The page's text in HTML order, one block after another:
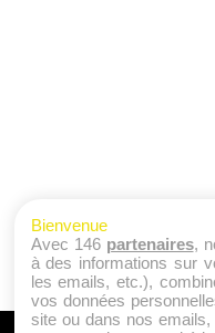
Bienvenue
Avec 146 partenaires,
à des informations sur
les emails, etc.),
vos données
site ou dans nos